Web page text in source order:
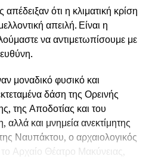
καθώς και επιλογές από
ουρανό και στο ξεχωριστό
τα «Νυχτερινά της
και μουσικά χρώματα από την
τον κόσμο.
ότι η κλιματική κρίση
απειλή. Είναι η
να αντιμετωπίσουμε με
μοναδικό φυσικό και
δάση της Ορεινής
της Αποδοτίας και του
και μνημεία ανεκτίμητης
Ναυπάκτου, ο αρχαιολογικός
Αρχαίο Θέατρο Μακύνειας,